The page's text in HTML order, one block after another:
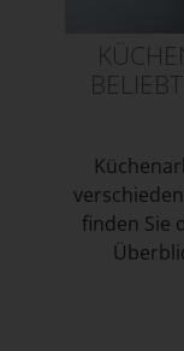
finden Sie